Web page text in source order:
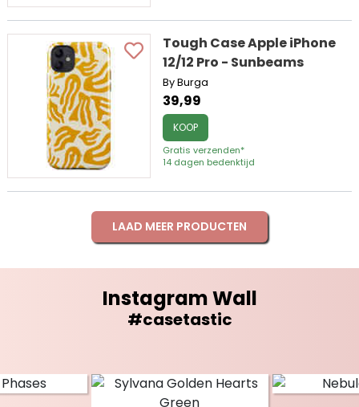
Tough Case Apple iPhone
12/12 Pro - Sunbeams
By Burga
39,99
KOOP
Gratis verzenden*
14 dagen bedenktijd
LAAD MEER PRODUCTEN
Instagram Wall
#casetastic